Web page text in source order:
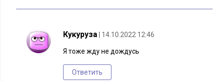
Кукуруза | 14.10.2022 12:46
Я тоже жду не дождусь
Ответить